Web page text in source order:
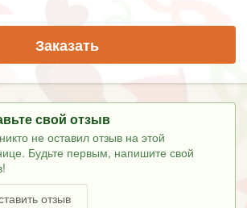
Заказать
свой отзыв
не оставил отзыв на этой
Будьте первым, напишите свой
отзыв